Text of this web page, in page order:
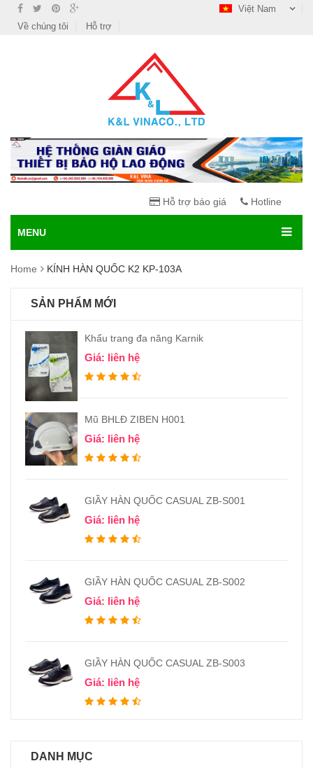
Việt Nam
Về chúng tôi
Hỗ trợ
Hỗ trợ báo giá Hotline
MENU
Home KÍNH HÀN QUỐC K2 KP-103A
SẢN PHẨM MỚI
Khẩu trang đa năng Karnik
Giá: liên hệ
Mũ BHLĐ ZIBEN H001
Giá: liên hệ
GIẦY HÀN QUỐC CASUAL ZB-S001
Giá: liên hệ
GIẦY HÀN QUỐC CASUAL ZB-S002
Giá: liên hệ
GIẦY HÀN QUỐC CASUAL ZB-S003
Giá: liên hệ
DANH MỤC